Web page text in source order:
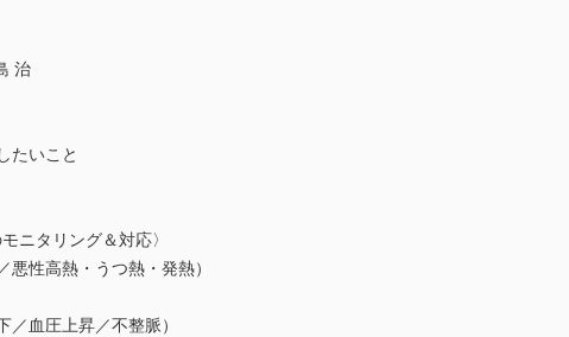
治
たいこと
ニタリング＆対応〉
性高熱・うつ熱・発熱）
血圧上昇／不整脈）